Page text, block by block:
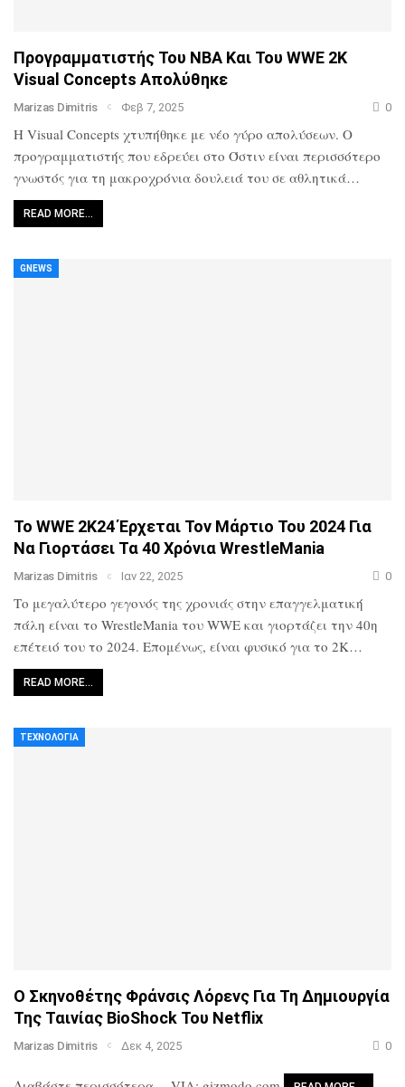
Προγραμματιστής Του NBA Και Του WWE 2K
Visual Concepts Απολύθηκε
Marizas Dimitris Φεβ 7, 2025 0
Η Visual Concepts χτυπήθηκε με νέο γύρο απολύσεων. Ο
προγραμματιστής που εδρεύει στο Όστιν είναι περισσότερο
γνωστός για τη μακροχρόνια δουλειά του σε αθλητικά…
READ MORE…
GNEWS
Το WWE 2K24 Έρχεται Τον Μάρτιο Του 2024 Για
Να Γιορτάσει Τα 40 Χρόνια WrestleMania
Marizas Dimitris Ιαν 22, 2025 0
Το μεγαλύτερο γεγονός της χρονιάς στην επαγγελματική
πάλη είναι το WrestleMania του WWE και γιορτάζει την 40η
επέτειό του το 2024. Επομένως, είναι φυσικό για το 2K…
READ MORE…
ΤΕΧΝΟΛΟΓΊΑ
Ο Σκηνοθέτης Φράνσις Λόρενς Για Τη Δημιουργία
Της Ταινίας BioShock Του Netflix
Marizas Dimitris Δεκ 4, 2025 0